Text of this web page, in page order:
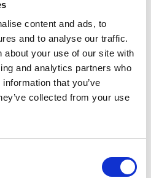
content and ads, to
and to analyse our traffic.
about your use of our site with
and analytics partners who
that you’ve
collected from your use
Från1 489 SEK